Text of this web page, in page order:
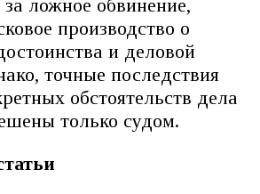
ложное обвинение,
производство о
и деловой
точные последствия
обстоятельств дела
только судом.